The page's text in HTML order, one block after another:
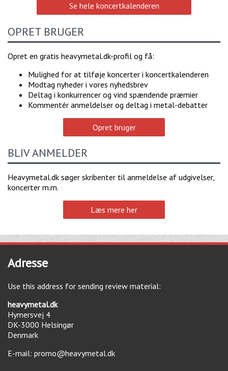
Se hele koncertkalenderen
OPRET BRUGER
Opret en gratis heavymetal.dk-profil og få:
Mulighed for at tilføje koncerter i koncertkalenderen
Modtag nyheder i vores nyhedsbrev
Deltag i konkurrencer og vind spændende præmier
Kommentér anmeldelser og deltag i metal-debatter
Opret bruger
BLIV ANMELDER
Heavymetal.dk søger skribenter til anmeldelse af udgivelser,
koncerter m.m.
Læs mere her
Adresse
Use this address for sending review material:
heavymetal.dk
Hymersvej 4
DK-3000 Helsingør
Denmark
E-mail: promo@heavymetal.dk